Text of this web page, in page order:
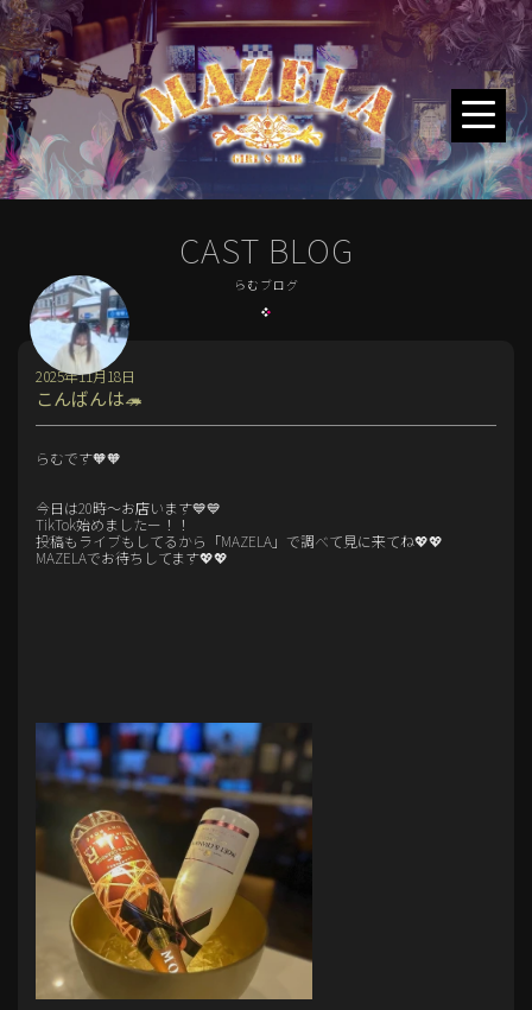
CAST BLOG
らむブログ
こんばんは🦔
2025年11月18日
らむです🧡🧡
今日は20時～お店います💙💙
TikTok始めましたー！！
投稿もライブもしてるから「MAZELA」で調べて見に来てね💖💖
MAZELAでお待ちしてます💖💖